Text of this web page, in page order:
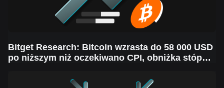
Bitget Research: Bitcoin wzrasta do 58 000 USD
po niższym niż oczekiwano CPI, obniżka stóp
pomimo wahań rynkowych